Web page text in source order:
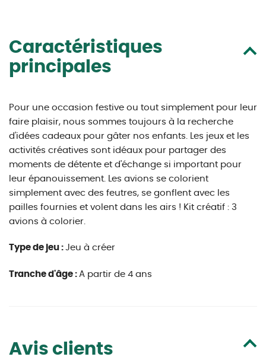
Caractéristiques
principales
Pour une occasion festive ou tout simplement pour leur
faire plaisir, nous sommes toujours à la recherche
d'idées cadeaux pour gâter nos enfants. Les jeux et les
activités créatives sont idéaux pour partager des
moments de détente et d'échange si important pour
leur épanouissement. Les avions se colorient
simplement avec des feutres, se gonflent avec les
pailles fournies et volent dans les airs ! Kit créatif : 3
avions à colorier.
Type de jeu : Jeu à créer
Tranche d'âge : A partir de 4 ans
Avis clients